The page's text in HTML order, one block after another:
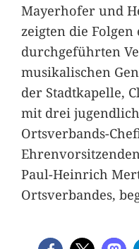
Mayerhofer und
zeigten die
durchgeführten
musikalischen
der Stadtkapelle,
mit drei
Ortsverbands-
Paul-Heinrich
Ortsverbandes,